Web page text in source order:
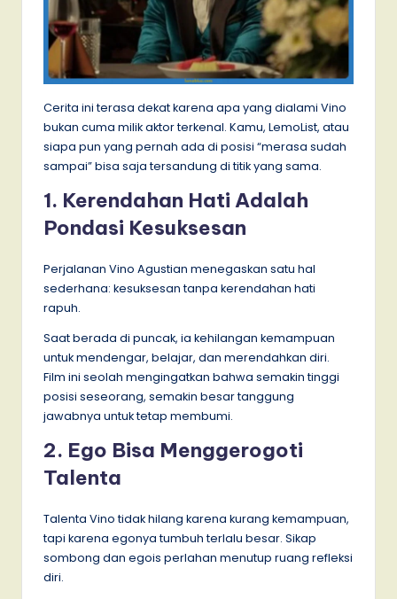
Cerita ini terasa dekat karena apa yang dialami Vino
bukan cuma milik aktor terkenal. Kamu, LemoList, atau
siapa pun yang pernah ada di posisi “merasa sudah
sampai” bisa saja tersandung di titik yang sama.
1. Kerendahan Hati Adalah
Pondasi Kesuksesan
Perjalanan Vino Agustian menegaskan satu hal
sederhana: kesuksesan tanpa kerendahan hati
rapuh.
Saat berada di puncak, ia kehilangan kemampuan
untuk mendengar, belajar, dan merendahkan diri.
Film ini seolah mengingatkan bahwa semakin tinggi
posisi seseorang, semakin besar tanggung
jawabnya untuk tetap membumi.
2. Ego Bisa Menggerogoti
Talenta
Talenta Vino tidak hilang karena kurang kemampuan,
tapi karena egonya tumbuh terlalu besar. Sikap
sombong dan egois perlahan menutup ruang refleksi
diri.